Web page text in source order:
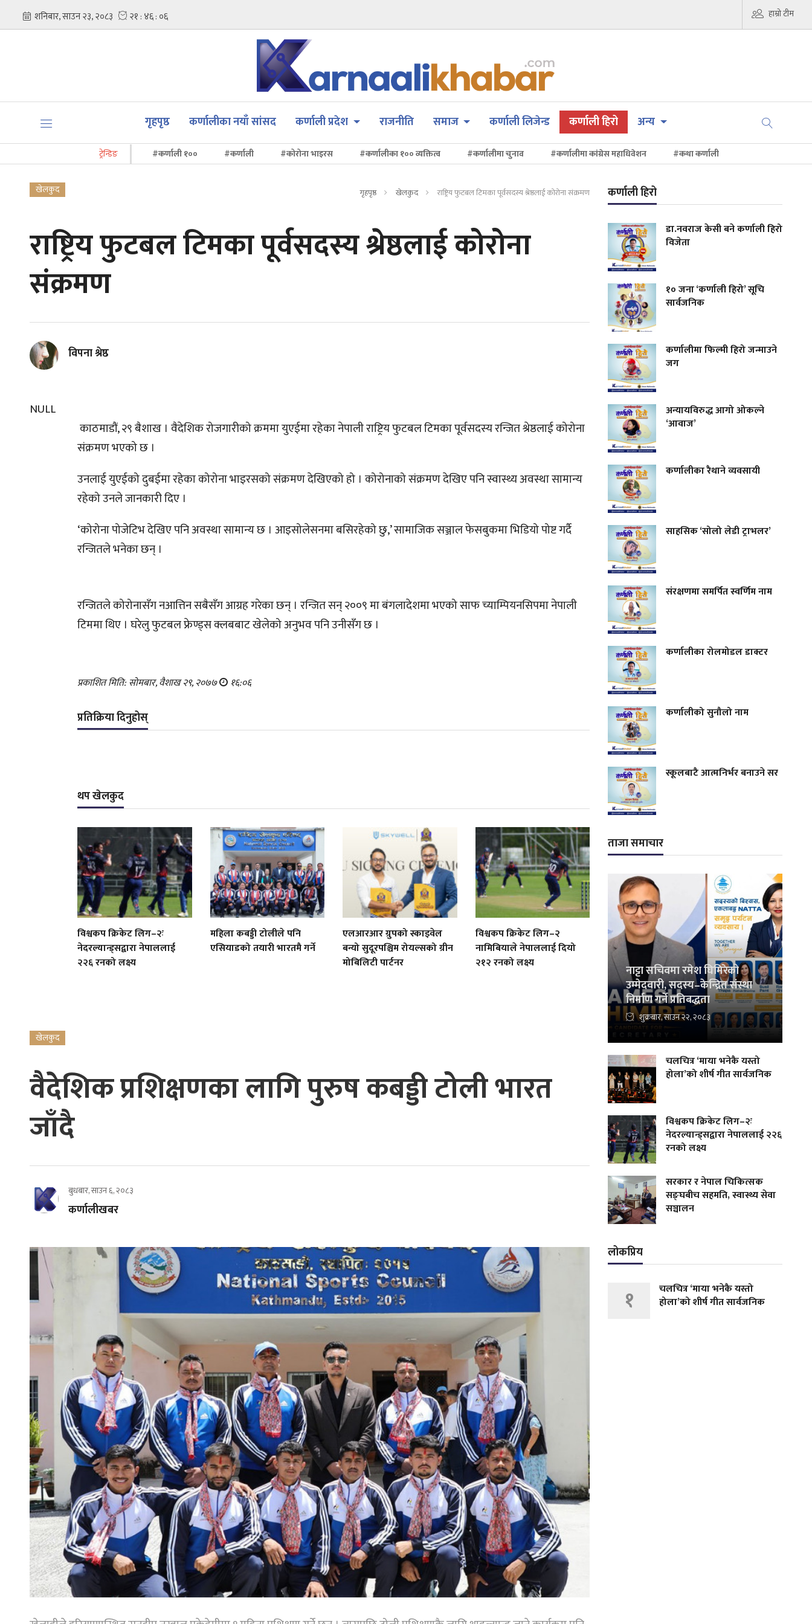
हाम्रो टीम
गृहपृष्ठ कर्णालीका नयाँ सांसद कर्णाली प्रदेश राजनीति समाज कर्णाली लिजेन्ड कर्णाली हिरो अन्य
ट्रेन्डिङ #कर्णाली १०० #कर्णाली #कोरोना भाइरस #कर्णालीका १०० व्यक्तित्व #कर्णालीमा चुनाव #कर्णालीमा कांग्रेस महाधिवेशन #कथा कर्णाली
खेलकुद गृहपृष्ठ खेलकुद राष्ट्रिय फुटबल टिमका पूर्वसदस्य श्रेष्ठलाई कोरोना संक्रमण
राष्ट्रिय फुटबल टिमका पूर्वसदस्य श्रेष्ठलाई कोरोना
संक्रमण
विपना श्रेष्ठ
NULL
काठमाडौं, २९ बैशाख । वैदेशिक रोजगारीको क्रममा युएईमा रहेका नेपाली राष्ट्रिय फुटबल टिमका पूर्वसदस्य रन्जित श्रेष्ठलाई कोरोना
संक्रमण भएको छ ।
उनलाई युएईको दुबईमा रहेका कोरोना भाइरसको संक्रमण देखिएको हो । कोरोनाको संक्रमण देखिए पनि स्वास्थ्य अवस्था सामान्य
रहेको उनले जानकारी दिए ।
‘कोरोना पोजेटिभ देखिए पनि अवस्था सामान्य छ । आइसोलेसनमा बसिरहेको छु,’ सामाजिक सञ्जाल फेसबुकमा भिडियो पोष्ट गर्दै
रन्जितले भनेका छन् ।
रन्जितले कोरोनासँग नआत्तिन सबैसँग आग्रह गरेका छन् । रन्जित सन् २००९ मा बंगलादेशमा भएको साफ च्याम्पियनसिपमा नेपाली
टिममा थिए । घरेलु फुटबल फ्रेण्ड्स क्लबबाट खेलेको अनुभव पनि उनीसँग छ ।
प्रकाशित मिति: सोमबार, वैशाख २९, २०७७ १६:०६
प्रतिक्रिया दिनुहोस्
थप खेलकुद
विश्वकप क्रिकेट लिग–२ः
नेदरल्यान्ड्सद्वारा नेपाललाई
२२६ रनको लक्ष्य
महिला कबड्डी टोलीले पनि
एसियाडको तयारी भारतमै गर्ने
एलआरआर ग्रुपको स्काइवेल
बन्यो सुदूरपश्चिम रोयल्सको ग्रीन
मोबिलिटी पार्टनर
विश्वकप क्रिकेट लिग–२
नामिबियाले नेपाललाई दियो
२१२ रनको लक्ष्य
खेलकुद
वैदेशिक प्रशिक्षणका लागि पुरुष कबड्डी टोली भारत
जाँदै
बुधबार, साउन ६, २०८३
कर्णालीखबर
कर्णाली हिरो
डा.नवराज केसी बने कर्णाली हिरो
विजेता
१० जना ‘कर्णाली हिरो’ सूचि
सार्वजनिक
कर्णालीमा फिल्मी हिरो जन्माउने
जग
अन्यायविरुद्ध आगो ओकल्ने
‘आवाज’
कर्णालीका रैथाने व्यवसायी
साहसिक ‘सोलो लेडी ट्राभलर’
संरक्षणमा समर्पित स्वर्णिम नाम
कर्णालीका रोलमोडल डाक्टर
कर्णालीको सुनौलो नाम
स्कूलबाटै आत्मनिर्भर बनाउने सर
ताजा समाचार
नाट्टा सचिवमा रमेश घिमिरेको
उम्मेदवारी, सदस्य–केन्द्रित संस्था
निर्माण गर्ने प्रतिबद्धता
शुक्रबार, साउन २२, २०८३
चलचित्र ‘माया भनेकै यस्तो
होला’को शीर्ष गीत सार्वजनिक
विश्वकप क्रिकेट लिग–२ः
नेदरल्यान्ड्सद्वारा नेपाललाई २२६
रनको लक्ष्य
सरकार र नेपाल चिकित्सक
सङ्घबीच सहमति, स्वास्थ्य सेवा
सञ्चालन
लोकप्रिय
१
चलचित्र ‘माया भनेकै यस्तो
होला’को शीर्ष गीत सार्वजनिक